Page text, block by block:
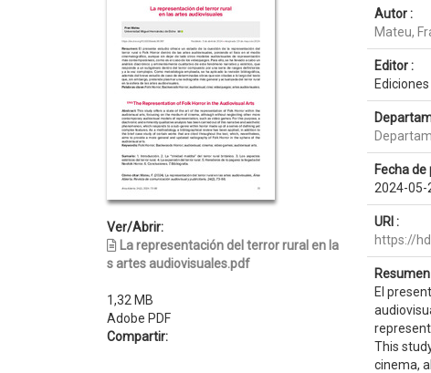
Ver/Abrir:
La representación del terror rural en la
s artes audiovisuales.pdf
1,32 MB
Adobe PDF
Compartir:
Autor :
Mateu,
Editor :
Fecha
2024-05-
URI :
https://
Resumen
El
This
cinema,